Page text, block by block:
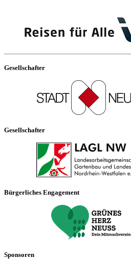
Gesellschafter
Gesellschafter
Bürgerliches Engagement
Sponsoren